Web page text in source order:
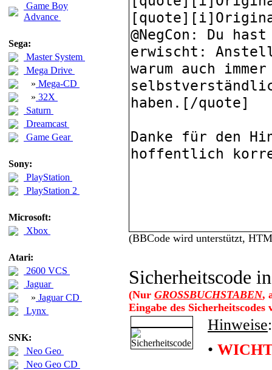
Game Boy
Advance
Sega:
Master System
Mega Drive
» Mega-CD
» 32X
Saturn
Dreamcast
Game Gear
Sony:
PlayStation
PlayStation 2
Microsoft:
Xbox
Atari:
2600 VCS
Jaguar
» Jaguar CD
Lynx
SNK:
Neo Geo
Neo Geo CD
(BBCode wird unterstützt,
Sicherheitscode
(Nur GROSSBUCHSTABEN,
Eingabe des Sicherheitscodes
Hinweise:
•